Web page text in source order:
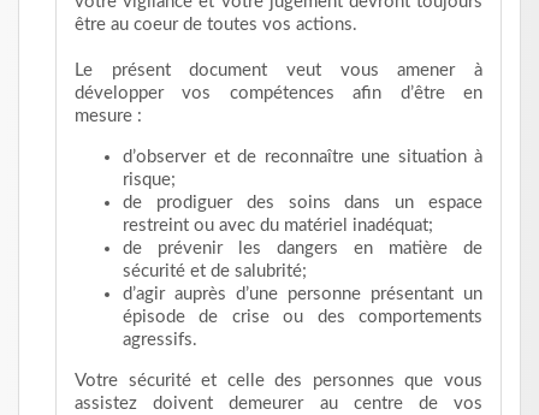
être au coeur de toutes vos actions.
Le présent document veut vous amener à
développer vos compétences afin d’être en
mesure :
d’observer et de reconnaître une situation à
risque;
de prodiguer des soins dans un espace
restreint ou avec du matériel inadéquat;
de prévenir les dangers en matière de
sécurité et de salubrité;
d’agir auprès d’une personne présentant un
épisode de crise ou des comportements
agressifs.
Votre sécurité et celle des personnes que vous
assistez doivent demeurer au centre de vos